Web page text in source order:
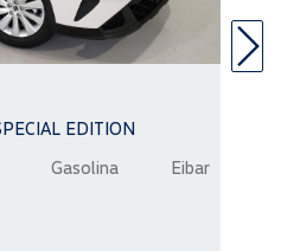
EDITION
Gasolina Eibar